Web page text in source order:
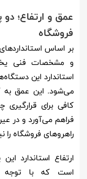
عمق و ارتفاع؛
فروشگاه
بر اساس
و مشخصات فنی
می‌شود. این عمق
کافی برای
فراهم می‌آورد و در
راهروهای فروشگاه را
است که با توجه